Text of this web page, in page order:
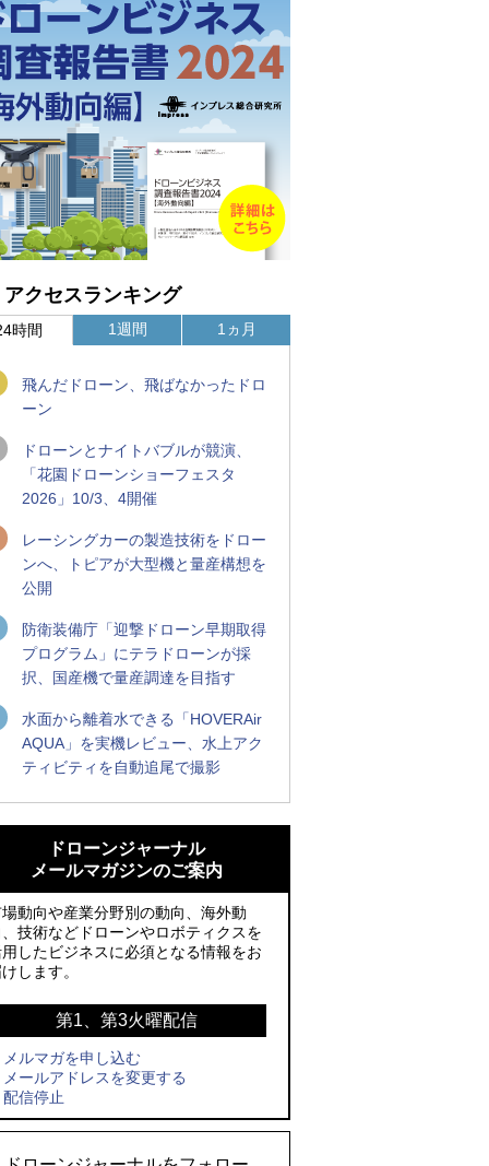
アクセスランキング
時間
飛んだドローン、飛ばなかったドロ
ーン
ドローンとナイトバブルが競演、
「花園ドローンショーフェスタ
2026」10/3、4開催
レーシングカーの製造技術をドロー
ンへ、トピアが大型機と量産構想を
公開
防衛装備庁「迎撃ドローン早期取得
プログラム」にテラドローンが採
択、国産機で量産調達を目指す
水面から離着水できる「HOVERAir
AQUA」を実機レビュー、水上アク
ティビティを自動追尾で撮影
1週間
グラム」にテラドローンが採択、国産機
で量産調達を目指す
ROBOZ、北名古屋市制20周年記念で「空
飛ぶLEDスクリーン」とドローンショー
による新演出を実施
パイダーマン』や「M!LK」とのコラボド
ローンショー8/1開催
飛んだドローン、飛ばなかったドローン
ドローンとナイトバブルが競演、「花園
1ヵ月
飛ぶLEDスクリーン」とドローンショー
による新演出を実施
防衛装備庁「迎撃ドローン早期取得プロ
グラム」にテラドローンが採択、国産機
で量産調達を目指す
の花火」打ち上げ、キリンビールがライ
ブ中継と連動した支援企画
国産AUVを社会実装へ、スタートアップ
「BlueArch株式会社」設立
ドローンジャーナル
メールマガジンのご案内
動向や産業分野別の動向、海外動
、技術などドローンやロボティクスを
したビジネスに必須となる情報をお
します。
第1、第3火曜配信
メルマガを申し込む
メールアドレスを変更する
配信停止